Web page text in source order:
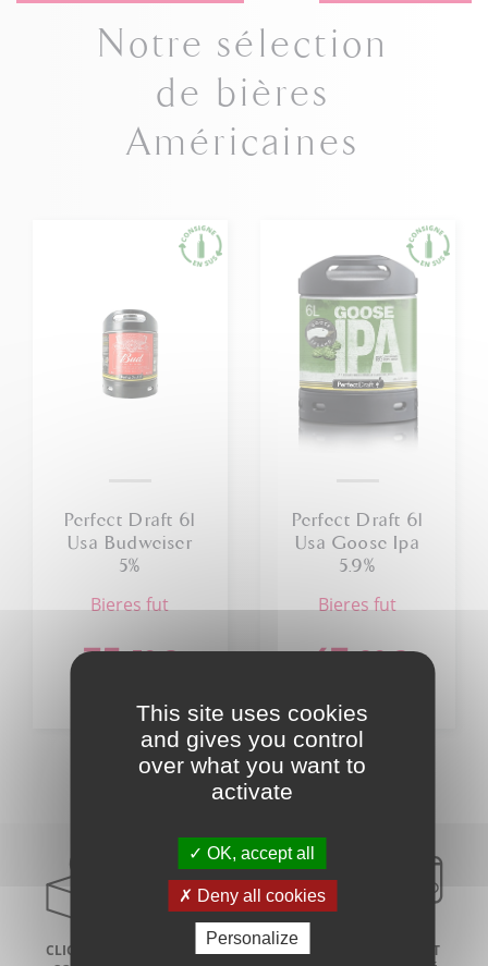
Notre sélection
de bières
Américaines
Perfect Draft 6l
Usa Budweiser
5%
bieres fut
35 ,50€
Perfect Draft 6l
Usa Goose Ipa
5.9%
bieres fut
43 ,90€
CLICK AND
LIVRAISON À
PAIEMENT
This site uses cookies
and gives you control
over what you want to
activate
OK, accept all
Deny all cookies
Personalize